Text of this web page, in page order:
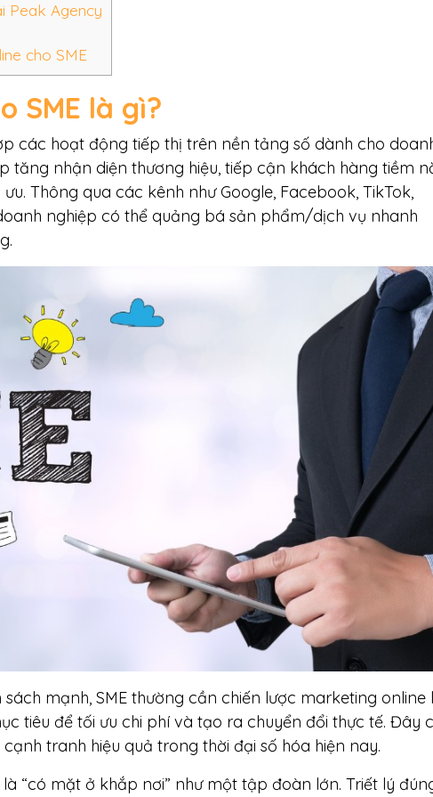
Peak Agency
cho SME
SME là gì?
các hoạt động tiếp thị trên nền tảng số dành cho
tăng nhận diện thương hiệu, tiếp cận khách hàng tiềm
Thông qua các kênh như Google, Facebook, TikTok,
nghiệp có thể quảng bá sản phẩm/dịch vụ nhanh
mạnh, SME thường cần chiến lược marketing online
tiêu để tối ưu chi phí và tạo ra chuyển đổi thực tế. Đây
tranh hiệu quả trong thời đại số hóa hiện nay.
“có mặt ở khắp nơi” như một tập đoàn lớn. Triết lý